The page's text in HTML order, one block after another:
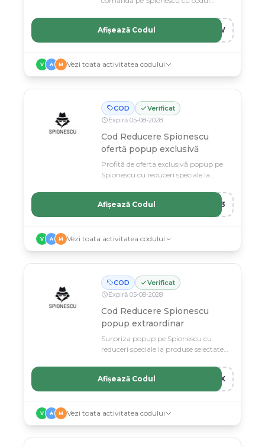
NEW
Afișează Codul
V A M Vezi toata activitatea codului
COD
Verificat
Expiră 05-08-2028
Cod Reducere Spionescu
ofertă popup exclusivă
Profită de oferta exclusivă popup pe
Spionescu cu reduceri speciale la
DS3
Afișează Codul
V A M Vezi toata activitatea codului
COD
Verificat
Expiră 05-08-2028
Cod Reducere Spionescu
popup extraordinar
Surpriza popup pe Spionescu cu
reduceri speciale la produse selectate
J8X
Afișează Codul
V A M Vezi toata activitatea codului